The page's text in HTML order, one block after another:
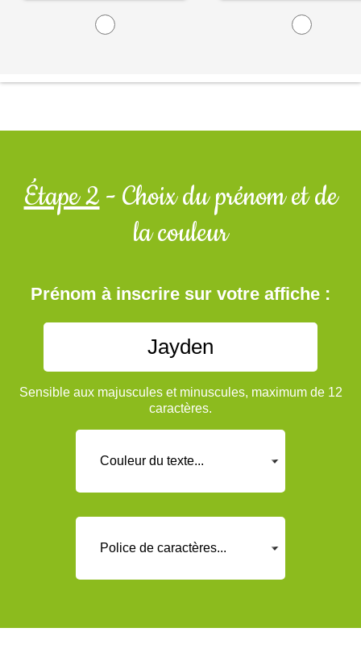
Étape 2- Choix du prénom et de
la couleur
Prénom à inscrire sur votre affiche :
Sensible aux majuscules et minuscules, maximum de 12
caractères.